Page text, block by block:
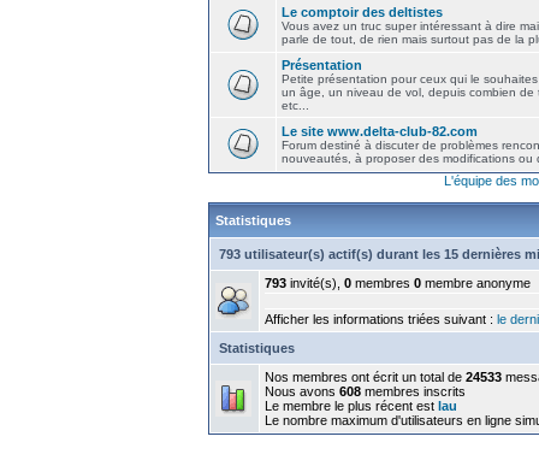
Le comptoir des deltistes
Vous avez un truc super intéressant à dire
parle de tout, de rien mais surtout pas de la
Présentation
Petite présentation pour ceux qui le
un âge, un niveau de vol, depuis combien de
etc...
Le site www.delta-club-82.com
Forum destiné à discuter de problèmes
nouveautés, à proposer des modifications ou
L'équipe des
Statistiques
793 utilisateur(s) actif(s) durant les 15 dernières
793 invité(s), 0 membres 0 membre anonyme
Afficher les informations triées suivant : le
Statistiques
Nos membres ont écrit un total de 24533
Nous avons 608 membres inscrits
Le membre le plus récent est lau
Le nombre maximum d'utilisateurs en ligne